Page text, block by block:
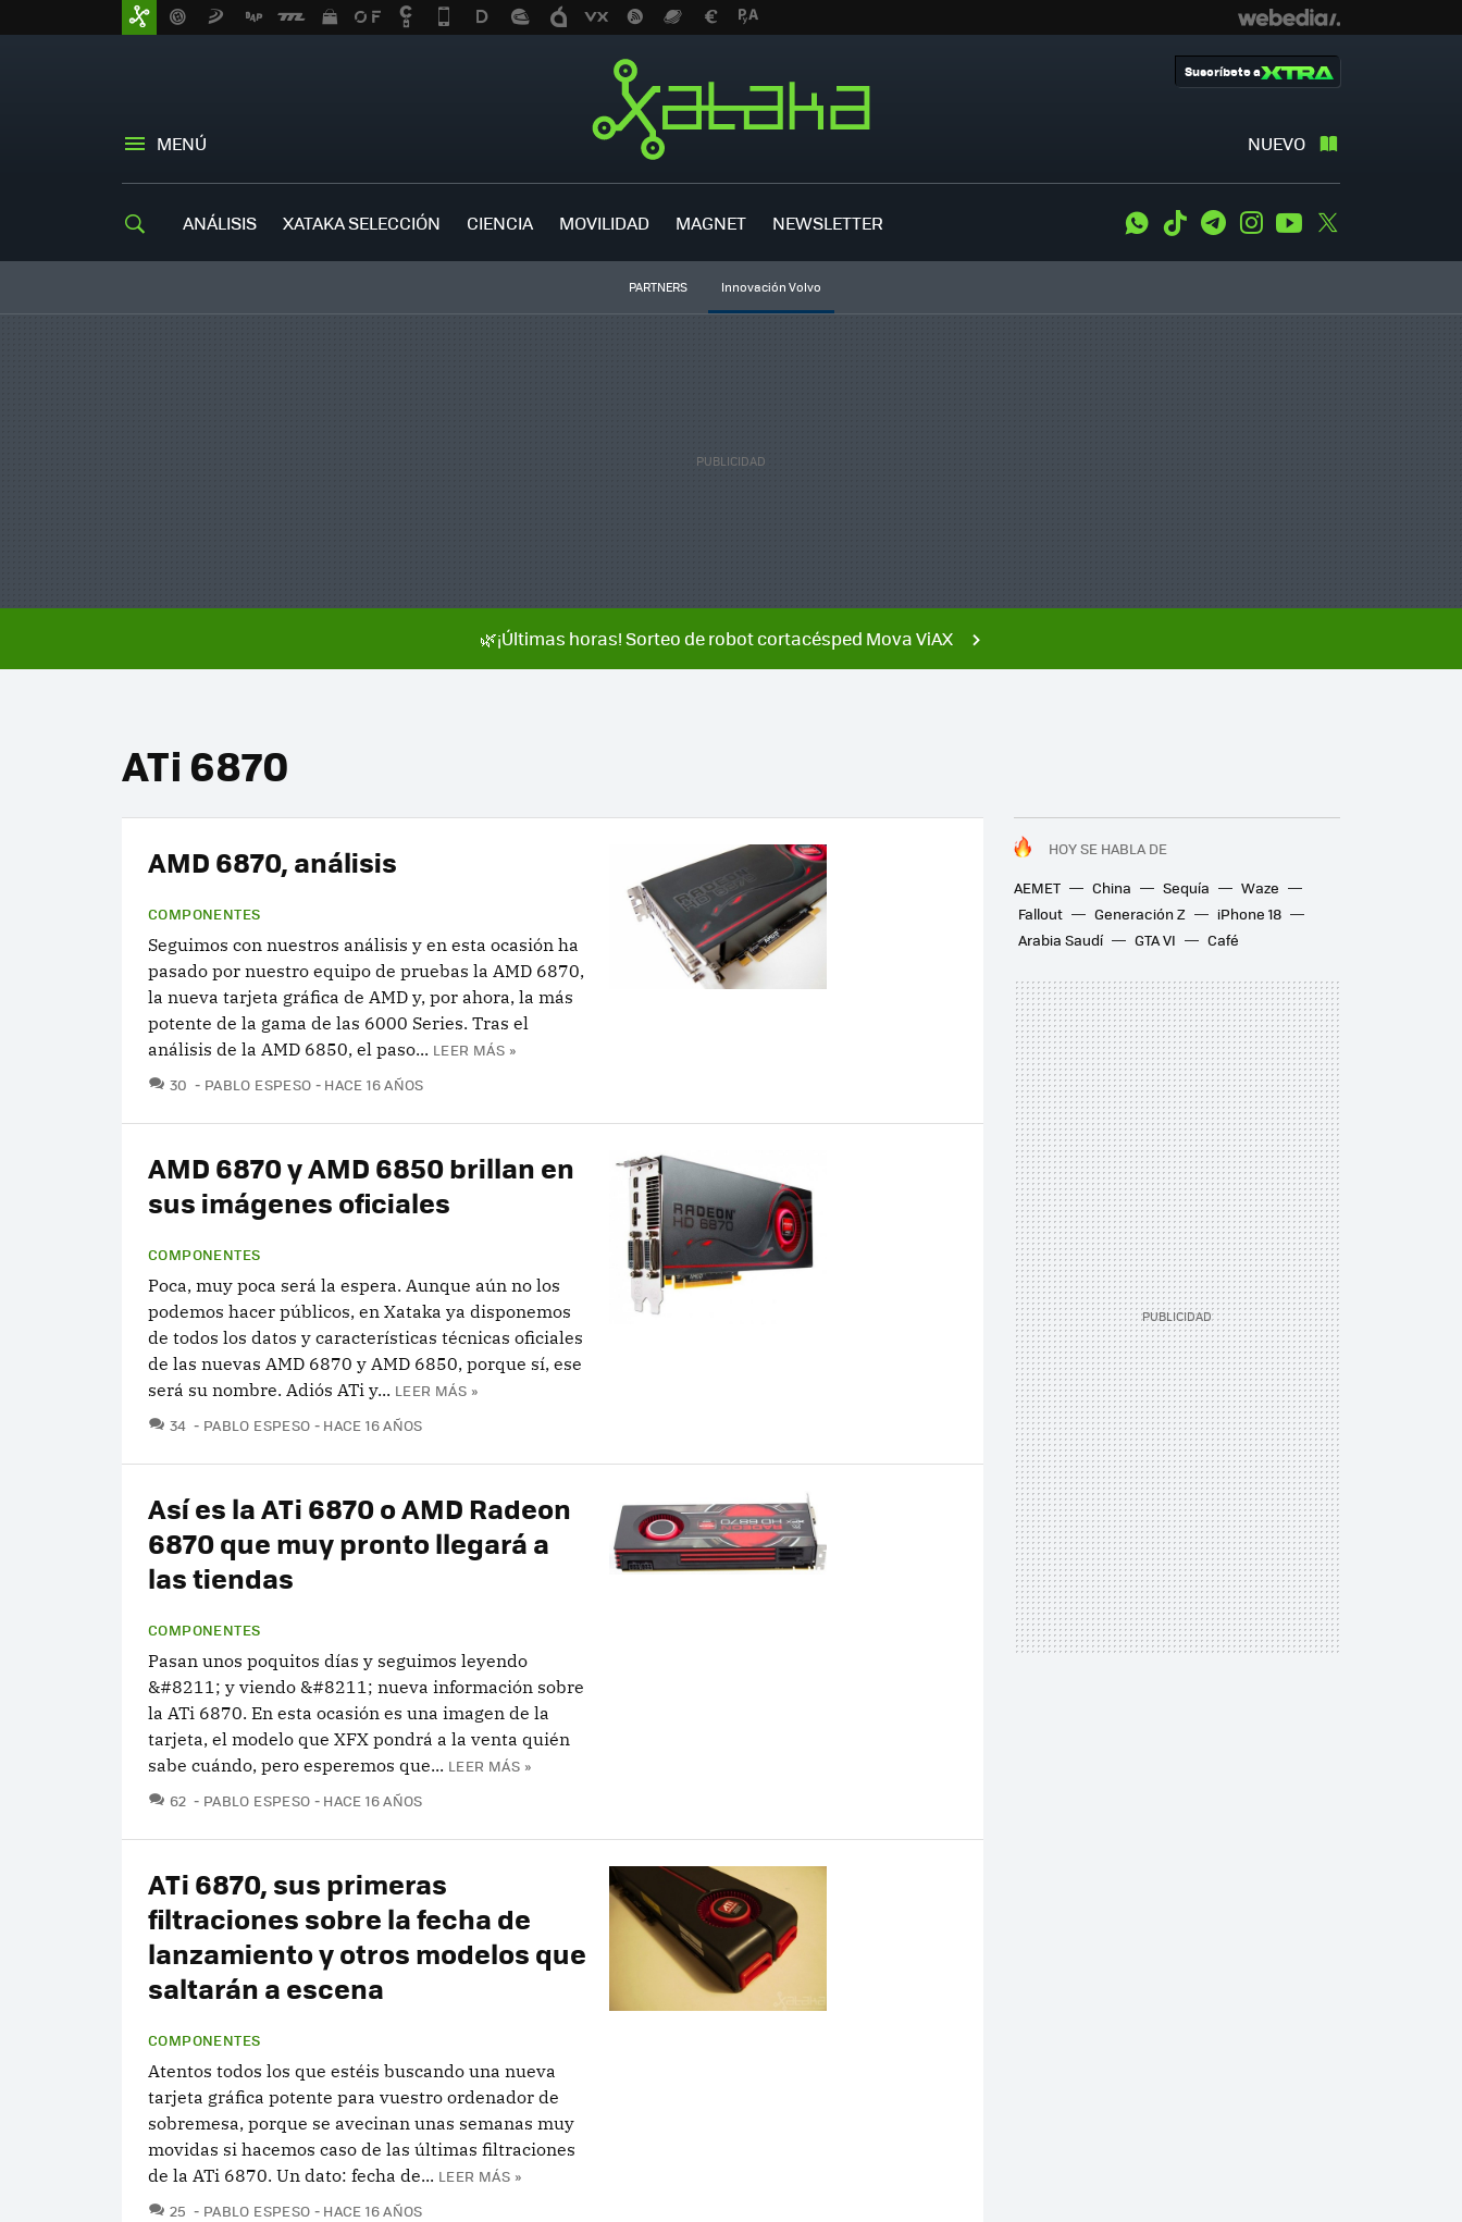
MENÚ NUEVO
Suscríbete a
ANÁLISIS XATAKA SELECCIÓN CIENCIA MOVILIDAD MAGNET NEWSLETTER WhatsApp
Tiktok TelegramInstagramYoutube
PARTNERS Innovación Volvo
🌿¡Últimas horas! Sorteo de robot cortacésped Mova ViAX
ATi 6870
HOY SE HABLA DE
AEMET
China Sequía
Waze
Fallout
Generación Z
iPhone 18
Arabia Saudí
GTA VI Café
AMD 6870, análisis
COMPONENTES
Seguimos con nuestros análisis y en esta ocasión ha
pasado por nuestro equipo de pruebas la AMD 6870,
la nueva tarjeta gráfica de AMD y, por ahora, la más
potente de la gama de las 6000 Series. Tras el
análisis de la AMD 6850, el paso... LEER MÁS »
30 COMENTARIOS
PABLO ESPESO HACE 16 AÑOS
AMD 6870 y AMD 6850 brillan en
sus imágenes oficiales
COMPONENTES
Poca, muy poca será la espera. Aunque aún no los
podemos hacer públicos, en Xataka ya disponemos
de todos los datos y características técnicas oficiales
de las nuevas AMD 6870 y AMD 6850, porque sí, ese
será su nombre. Adiós ATi y... LEER MÁS »
34 COMENTARIOS
PABLO ESPESO HACE 16 AÑOS
Así es la ATi 6870 o AMD Radeon
6870 que muy pronto llegará a
las tiendas
COMPONENTES
Pasan unos poquitos días y seguimos leyendo
&#8211; y viendo &#8211; nueva información sobre
la ATi 6870. En esta ocasión es una imagen de la
tarjeta, el modelo que XFX pondrá a la venta quién
sabe cuándo, pero esperemos que... LEER MÁS »
62 COMENTARIOS
PABLO ESPESO HACE 16 AÑOS
ATi 6870, sus primeras
filtraciones sobre la fecha de
lanzamiento y otros modelos que
saltarán a escena
COMPONENTES
Atentos todos los que estéis buscando una nueva
tarjeta gráfica potente para vuestro ordenador de
sobremesa, porque se avecinan unas semanas muy
movidas si hacemos caso de las últimas filtraciones
de la ATi 6870. Un dato: fecha de... LEER MÁS »
25 COMENTARIOS
PABLO ESPESO HACE 16 AÑOS